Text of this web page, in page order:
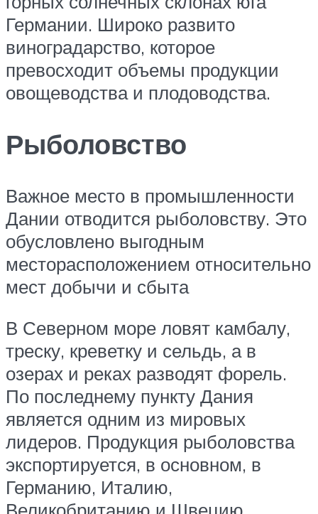
Германии. Широко развито
виноградарство, которое
превосходит объемы продукции
овощеводства и плодоводства.
Рыболовство
Важное место в промышленности
Дании отводится рыболовству. Это
обусловлено выгодным
месторасположением относительно
мест добычи и сбыта
В Северном море ловят камбалу,
треску, креветку и сельдь, а в
озерах и реках разводят форель.
По последнему пункту Дания
является одним из мировых
лидеров. Продукция рыболовства
экспортируется, в основном, в
Германию, Италию,